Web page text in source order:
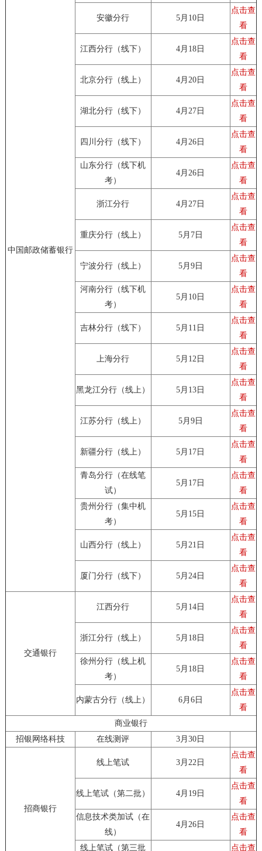
中国邮政储蓄银行
安徽分行 5月10日
点击查
看
江西分行（线下） 4月18日
点击查
看
北京分行（线上） 4月20日
点击查
看
湖北分行（线下） 4月27日
点击查
看
四川分行（线下） 4月26日
点击查
看
山东分行（线下机
考）
4月26日
点击查
看
浙江分行 4月27日
点击查
看
重庆分行（线上） 5月7日
点击查
看
宁波分行（线上） 5月9日
点击查
看
河南分行（线下机
考）
5月10日
点击查
看
吉林分行（线下） 5月11日
点击查
看
上海分行 5月12日
点击查
看
黑龙江分行（线上） 5月13日
点击查
看
江苏分行（线上） 5月9日
点击查
看
新疆分行（线上） 5月17日
点击查
看
青岛分行（在线笔
试）
5月17日
点击查
看
贵州分行（集中机
考）
5月15日
点击查
看
山西分行（线上） 5月21日
点击查
看
厦门分行（线下） 5月24日
点击查
看
交通银行
江西分行 5月14日
点击查
看
浙江分行（线上） 5月18日
点击查
看
徐州分行（线上机
考）
5月18日
点击查
看
内蒙古分行（线上） 6月6日
点击查
看
商业银行
招银网络科技
在线测评 3月30日
招商银行
线上笔试 3月22日
点击查
看
线上笔试（第二批） 4月19日
点击查
看
信息技术类加试（在
线）
4月26日
点击查
看
线上笔试（第三批
点击查